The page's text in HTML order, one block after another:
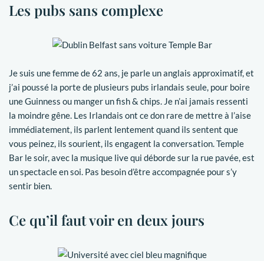
Les pubs sans complexe
Je suis une femme de 62 ans, je parle un anglais approximatif, et
j’ai poussé la porte de plusieurs pubs irlandais seule, pour boire
une Guinness ou manger un fish & chips. Je n’ai jamais ressenti
la moindre gêne. Les Irlandais ont ce don rare de mettre à l’aise
immédiatement, ils parlent lentement quand ils sentent que
vous peinez, ils sourient, ils engagent la conversation. Temple
Bar le soir, avec la musique live qui déborde sur la rue pavée, est
un spectacle en soi. Pas besoin d’être accompagnée pour s’y
sentir bien.
Ce qu’il faut voir en deux jours